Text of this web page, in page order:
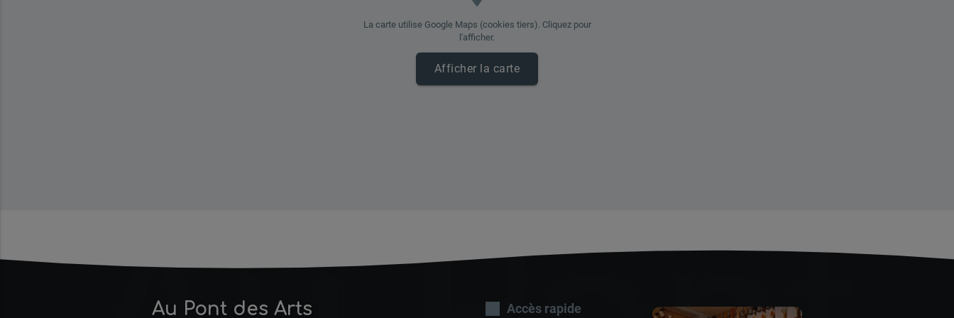
La carte utilise Google Maps (cookies tiers). Cliquez pour
l'afficher.
Afficher la carte
Au Pont des Arts Accès rapide